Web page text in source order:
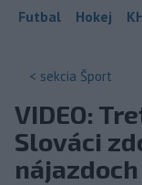
Futbal Hokej
< sekcia Šport
VIDEO:
Slováci
nájazdoch